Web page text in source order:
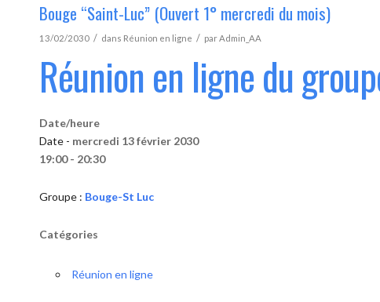
Bouge “Saint-Luc” (Ouvert 1° mercredi du mois)
13/02/2030 / dans Réunion en ligne / parAdmin_AA
Réunion en ligne du
Date/heure
Date - mercredi 13 février 2030
19:00 - 20:30
Groupe : Bouge-St Luc
Catégories
Réunion en ligne